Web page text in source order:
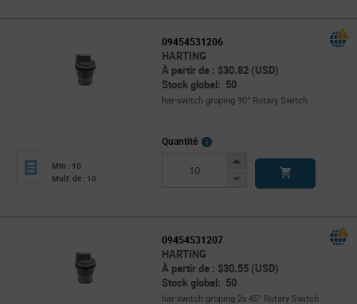
09454531206
HARTING
À partir de : $30.82 (USD)
Stock global: 50
har-switch groping 90° Rotary Switch
Min : 10
Mult. de : 10
Quantité
More
Increase
Decrease
09454531207
HARTING
À partir de : $30.55 (USD)
Stock global: 50
har-switch groping 2x 45° Rotary Switch